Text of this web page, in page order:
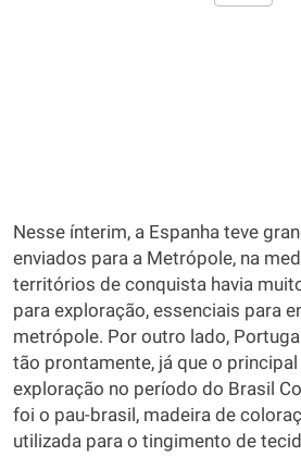
Nesse ínterim, a Espanha teve
enviados para a Metrópole, na
territórios de conquista havia
para exploração, essenciais para
metrópole. Por outro lado,
tão prontamente, já que o
exploração no período do Brasil
foi o pau-brasil, madeira de
utilizada para o tingimento de